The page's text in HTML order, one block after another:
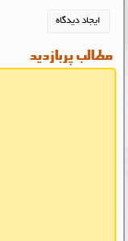
مطالب پربازدید